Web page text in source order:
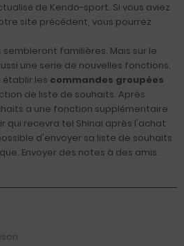
de Kendo-sport. Si vous aviez
site précédent, vous pourrez
familières. Mais sur le
une serie de nouvelles fonctions.
établir les commandes groupées
de liste de souhaits. Après
a une fonction supplémentaire
qui recevra tel Shinai après l'achat
d'envoyer sa liste de souhaits
Envoyer des notes à des amis.